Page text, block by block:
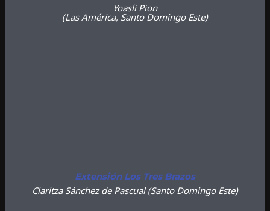
Yoasli Pion
(Las América, Santo Domingo Este)
Extensión Los Tres Brazos
Claritza Sánchez de Pascual(Santo Domingo Este)